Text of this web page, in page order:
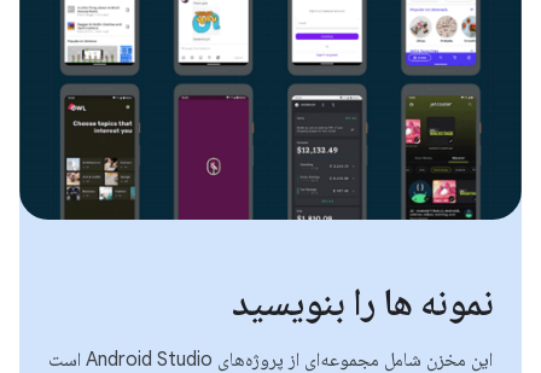
نمونه ها را بنویسید
این مخزن شامل مجموعه‌ای از پروژه‌های Android Studio است